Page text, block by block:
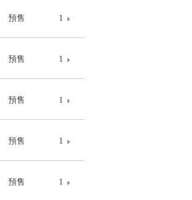
預售 1
預售 1
預售 1
預售 1
預售 1